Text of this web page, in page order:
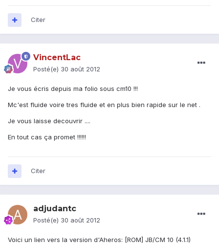
Citer
VincentLac
Posté(e) 30 août 2012
Je vous écris depuis ma folio sous cm10 !!!
Mc'est fluide voire tres fluide et en plus bien rapide sur le net .
Je vous laisse decouvrir ....
En tout cas ça promet !!!!!!
Citer
adjudantc
Posté(e) 30 août 2012
Voici un lien vers la version d'Aheros: [ROM] JB/CM 10 (4.1.1)